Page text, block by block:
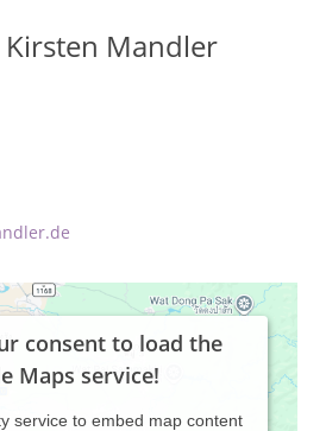
Mandler
consent to load the
Maps service!
service to embed map content